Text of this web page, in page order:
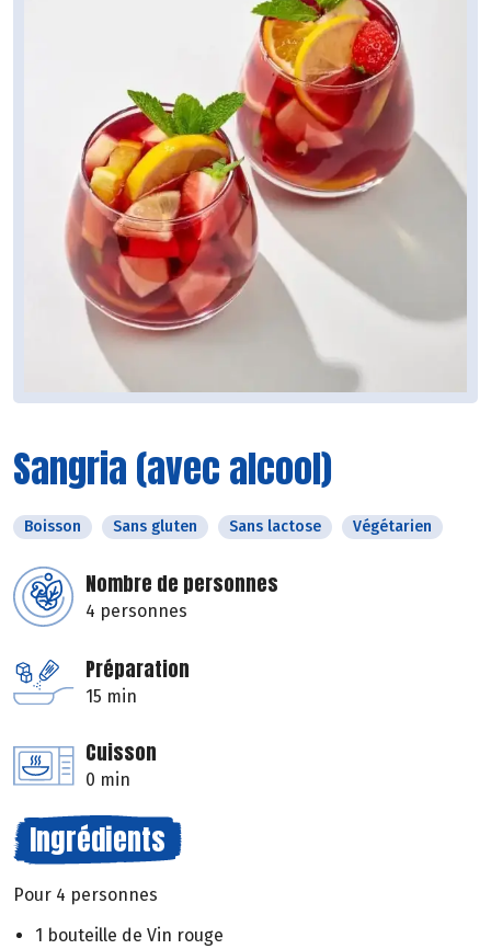
Sangria (avec alcool)
Boisson Sans gluten Sans lactose Végétarien
Nombre de personnes
4 personnes
Préparation
15 min
Cuisson
0 min
Ingrédients
Pour 4 personnes
1 bouteille de Vin rouge